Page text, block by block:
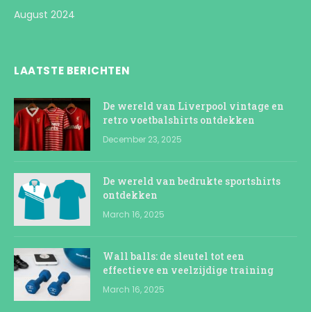
August 2024
LAATSTE BERICHTEN
De wereld van Liverpool vintage en
retro voetbalshirts ontdekken
December 23, 2025
De wereld van bedrukte sportshirts
ontdekken
March 16, 2025
Wall balls: de sleutel tot een
effectieve en veelzijdige training
March 16, 2025